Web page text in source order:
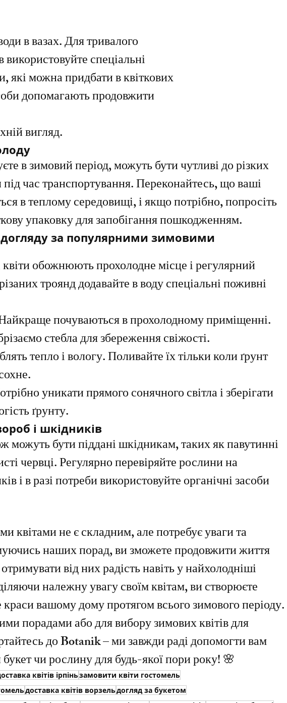
в вазах. Для тривалого
використовуйте спеціальні
які можна придбати в квіткових
допомагають продовжити
вигляд.
в зимовий період, можуть бути чутливі до різких
час транспортування. Переконайтесь, що ваші
в теплому середовищі, і якщо потрібно, попросіть
упаковку для запобігання пошкодженням.
догляду за популярними зимовими
обожнюють прохолодне місце і регулярний
троянд додавайте в воду спеціальні поживні
почуваються в прохолодному приміщенні.
стебла для збереження свіжості.
тепло і вологу. Поливайте їх тільки коли ґрунт
уникати прямого сонячного світла і зберігати
ґрунту.
і шкідників
можуть бути піддані шкідникам, таких як павутинні
червці. Регулярно перевіряйте рослини на
і в разі потреби використовуйте органічні засоби
квітами не є складним, але потребує уваги та
наших порад, ви зможете продовжити життя
від них радість навіть у найхолодніші
належну увагу своїм квітам, ви створюєте
краси вашому дому протягом всього зимового періоду.
порадами або для вибору зимових квітів для
до Botanik – ми завжди раді допомогти вам
чи рослину для будь-якої пори року! 🌸
квітів ірпіньзамовити квіти гостомель
доставка квітів ворзельдогляд за букетом